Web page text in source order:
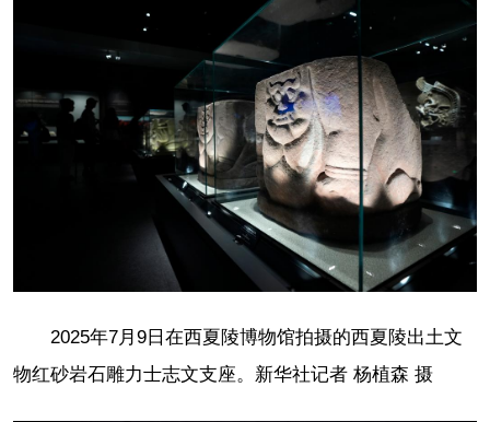
2025年7月9日在西夏陵博物馆拍摄的西夏陵出土文
物红砂岩石雕力士志文支座。新华社记者 杨植森 摄